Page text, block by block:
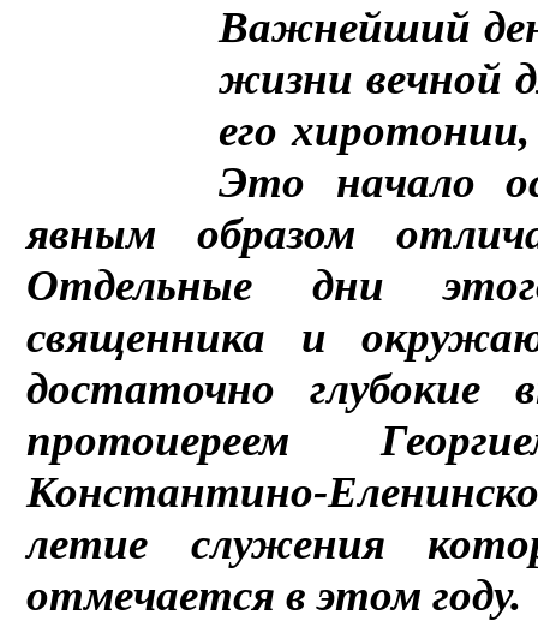
Важнейший
жизни вечной
его
Это начало
явным образом
Отдельные дни
священника и
достаточно глубокие
протоиереем
Константино-
летие служения
отмечается в этом году.